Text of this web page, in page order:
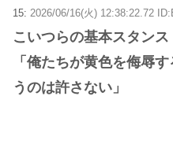
15: 2026/06/16(火) 12:38:22.72
こいつらの基本スタンス
「俺たちが黄色を侮辱
うのは許さない」